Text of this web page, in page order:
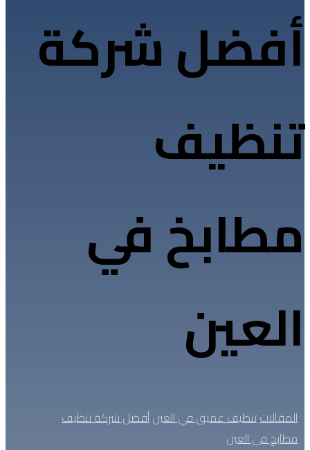
أفضل شركة
تنظيف
مطابخ في
العين
المقالاتتنظيف عميق في العينأفضل شركة تنظيف
مطابخ في العين